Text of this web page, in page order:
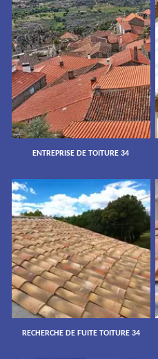
ENTREPRISE DE TOITURE 34
RECHERCHE DE FUITE TOITURE 34